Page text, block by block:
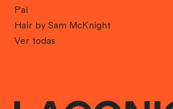
Pai
Hair by Sam McKnight
Ver todas